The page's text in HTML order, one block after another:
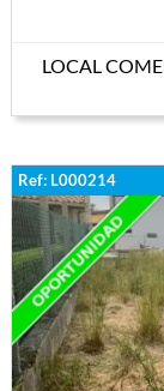
LOCAL
Ref: L000214